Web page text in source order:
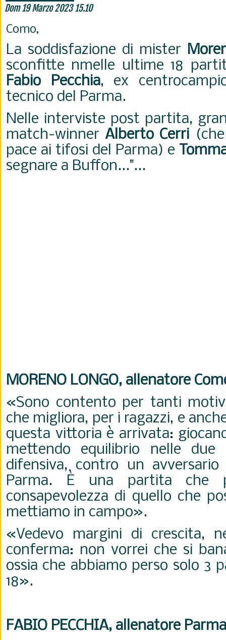
Dom 19 Marzo 2023 15.10
Como,
La soddisfazione di mister
sconfitte nmelle ultime 18
Fabio Pecchia, ex
tecnico del Parma.
Nelle interviste post partita,
match-winnerAlberto Cerri
pace ai tifosi del Parma) e
segnare a Buffon..."...
MORENO LONGO, allenatore
«Sono contento per tanti
che migliora, per i ragazzi, e
questa vittoria è arrivata:
mettendo equilibrio nelle due
difensiva, contro un
Parma. È una partita che
consapevolezza di quello che
mettiamo in campo».
«Vedevo margini di crescita,
conferma: non vorrei che si
ossia che abbiamo perso solo 3
18».
FABIO PECCHIA, allenatore Parma